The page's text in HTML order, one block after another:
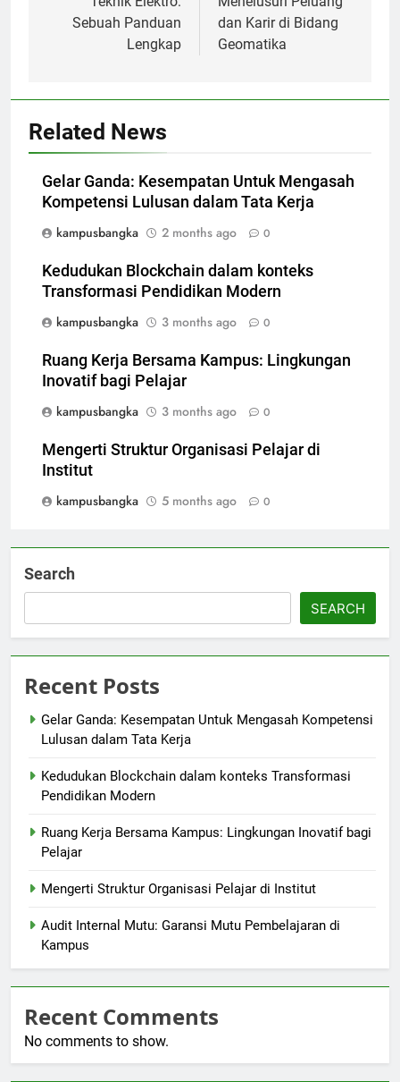
Sebuah Panduan
Lengkap
dan Karir di Bidang
Geomatika
Related News
Gelar Ganda: Kesempatan Untuk Mengasah
Kompetensi Lulusan dalam Tata Kerja
kampusbangka
2 months ago 0
Kedudukan Blockchain dalam konteks
Transformasi Pendidikan Modern
kampusbangka
3 months ago 0
Ruang Kerja Bersama Kampus: Lingkungan
Inovatif bagi Pelajar
kampusbangka
3 months ago 0
Mengerti Struktur Organisasi Pelajar di
Institut
kampusbangka
5 months ago 0
Search
SEARCH
Recent Posts
Gelar Ganda: Kesempatan Untuk Mengasah Kompetensi
Lulusan dalam Tata Kerja
Kedudukan Blockchain dalam konteks Transformasi
Pendidikan Modern
Ruang Kerja Bersama Kampus: Lingkungan Inovatif bagi
Pelajar
Mengerti Struktur Organisasi Pelajar di Institut
Audit Internal Mutu: Garansi Mutu Pembelajaran di
Kampus
Recent Comments
No comments to show.